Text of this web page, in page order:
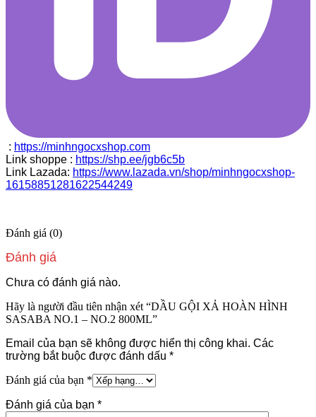
: https://minhngocxshop.com
Link shoppe : https://shp.ee/jgb6c5b
Link Lazada: https://www.lazada.vn/shop/minhngocxshop-
16158851281622544249
Đánh giá (0)
Đánh giá
Chưa có đánh giá nào.
Hãy là người đầu tiên nhận xét “DẦU GỘI XẢ HOÀN HÌNH
SASABA NO.1 – NO.2 800ML”
Email của bạn sẽ không được hiển thị công khai. Các
trường bắt buộc được đánh dấu *
Đánh giá của bạn *
Đánh giá của bạn *